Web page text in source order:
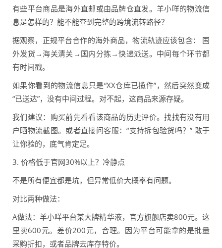
有些平台商品是海外直邮或由品牌仓直发。羊小咩的物流信
息是怎样的？能不能查到完整的跨境流转路径？
据观察，正规平台合作的海外商品，物流轨迹应该包含： 国
外发货→海关清关→国内分拣→快递派送。中间每个环节都
有时间戳。
如果你看到的物流信息只是“XX仓库已揽件”，然后突然变成
“已送达”，没有中间过程。对不起，这商品来源存疑。
我们建议：购买前先看看该商品的历史评价。找找有没有用
户晒物流截图。或者直接问客服：“支持拆包验货吗？” 敢于
让你验的，底气肯定足。
3. 价格低于官网30%以上？冷静点
不是所有便宜都是坑，但异常低价大概率有问题。
对比两种做法：
A做法：羊小咩平台某大牌精华液，官方旗舰店卖800元。这
里卖600元。差价200元，合理。因为平台可能拿的是批量
采购折扣，或者品牌去库存特价。